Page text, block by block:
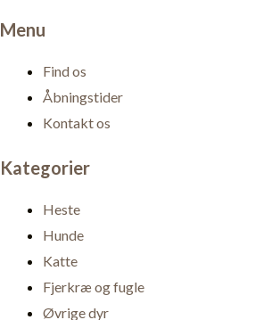
Menu
Find os
Åbningstider
Kontakt os
Kategorier
Heste
Hunde
Katte
Fjerkræ og fugle
Øvrige dyr